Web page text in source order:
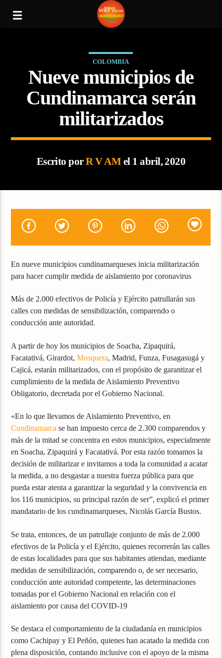
COLOMBIA
Nueve municipios de
Cundinamarca serán
militarizados
Escrito porR V AMel 1 abril, 2020
En nueve municipios cundinamarqueses inicia militarización
para hacer cumplir medida de aislamiento por coronavirus
Más de 2.000 efectivos de Policía y Ejército patrullarán sus
calles con medidas de sensibilización, comparendo o
conducción ante autoridad.
A partir de hoy los municipios de Soacha, Zipaquirá,
Facatativá, Girardot,Mosquera, Madrid, Funza, Fusagasugá y
Cajicá, estarán militarizados, con el propósito de garantizar el
cumplimiento de la medida de Aislamiento Preventivo
Obligatorio, decretada por el Gobierno Nacional.
«En lo que llevamos de Aislamiento Preventivo, en
Cundinamarca se han impuesto cerca de 2.300 comparendos y
más de la mitad se concentra en estos municipios, especialmente
en Soacha, Zipaquirá y Facatativá. Por esta razón tomamos la
decisión de militarizar e invitamos a toda la comunidad a acatar
la medida, a no desgastar a nuestra fuerza pública para que
pueda estar atenta a garantizar la seguridad y la convivencia en
los 116 municipios, su principal razón de ser”, explicó el primer
mandatario de los cundinamarqueses, Nicolás García Bustos.
Se trata, entonces, de un patrullaje conjunto de más de 2.000
efectivos de la Policía y el Ejército, quienes recorrerán las calles
de estas localidades para que sus habitantes atiendan, mediante
medidas de sensibilización, comparendo o, de ser necesario,
conducción ante autoridad competente, las determinaciones
tomadas por el Gobierno Nacional en relación con el
aislamiento por causa del COVID-19
Se destaca el comportamiento de la ciudadanía en municipios
como Cachipay y El Peñón, quienes han acatado la medida con
plena disposición, contando inclusive con el apoyo de la misma